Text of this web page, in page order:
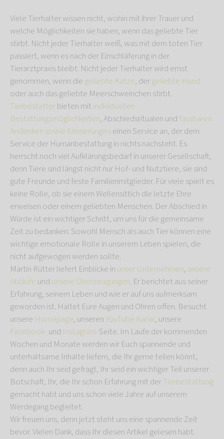
Viele Tierhalter wissen nicht, wohin mit ihrer Trauer und
welche Möglichkeiten sie haben, wenn das geliebte Tier
stirbt. Nicht jeder Tierhalter weiß, was mit dem toten Tier
passiert, wenn es nach der Einschläferung in der
Tierarztpraxis bleibt. Nicht jeder Tierhalter wird ernst
genommen, wenn die geliebte Katze, dergeliebte Hund
oder auch das geliebte Meerschweinchen stirbt.
Tierbestatterbieten mit individuellen
Bestattungsmöglichkeiten, Abschiedsritualen und fassbaren
Andenken sowie Erinnerungen einen Service an, der dem
Service der Humanbestattung in nichts nachsteht. Es
herrscht noch viel Aufklärungsbedarf in unserer Gesellschaft,
denn Tiere sind längst nicht nur Hof- und Nutztiere, sie sind
gute Freunde und feste Familienmitglieder. Für viele spielt es
keine Rolle, ob sie einem Wellensittich die letzte Ehre
erweisen oder einem geliebten Menschen. Der Abschied in
Würde ist ein wichtiger Schritt, um uns für die gemeinsame
Zeit zu bedanken. Sowohl Mensch als auch Tier können eine
wichtige emotionale Rolle in unserem Leben spielen, die
nicht aufgewogen werden sollte.
Martin Rütter liefert Einblicke in unser Unternehmen, unsere
Abläufe und unsere Überzeugungen. Er berichtet aus seiner
Erfahrung, seinem Leben und wie er auf uns aufmerksam
geworden ist. Haltet Eure Augen und Ohren offen. Besucht
unsere Homepage, unserenYouTube Kanal, unsere
Facebook- und Instagram-Seite. Im Laufe der kommenden
Wochen und Monate werden wir Euch spannende und
unterhaltsame Inhalte liefern, die Ihr gerne teilen könnt,
denn auch Ihr seid gefragt, Ihr seid ein wichtiger Teil unserer
Botschaft, Ihr, die Ihr schon Erfahrung mit derTierbestattung
gemacht habt und uns schon viele Jahre auf unserem
Werdegang begleitet.
Wir freuen uns, denn jetzt steht uns eine spannende Zeit
bevor. Vielen Dank, dass Ihr diesen Artikel gelesen habt.